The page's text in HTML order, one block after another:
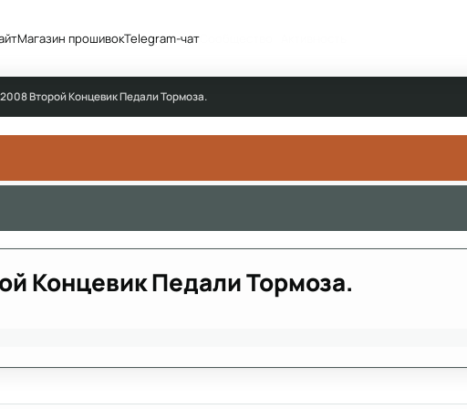
Магазин прошивокTelegram-чатСообщество
2008 Второй Концевик Педали Тормоза.
Концевик Педали Тормоза.